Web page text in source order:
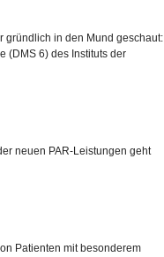
gründlich in den Mund geschaut:
(DMS 6) des Instituts der
neuen PAR-Leistungen geht
Patienten mit besonderem